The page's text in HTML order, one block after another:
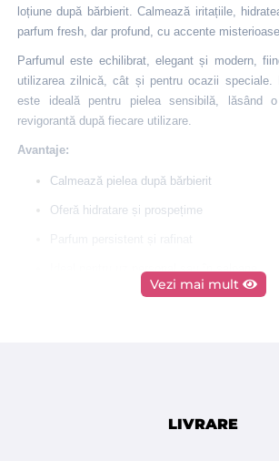
loțiune după bărbierit. Calmează iritațiile,
parfum fresh, dar profund, cu accente
Parfumul este echilibrat, elegant și modern,
utilizarea zilnică, cât și pentru ocazii speciale.
este ideală pentru pielea sensibilă, lăsând
revigorantă după fiecare utilizare.
Avantaje:
Calmează pielea după bărbierit
Oferă hidratare și prospețime
Ideal pentru uz personal sau în saloane
Ambalaj generos de 150ml
Aqua, Alcohol Denat., Parfum, Glycerin,
Vezi mai mult
LIVRARE